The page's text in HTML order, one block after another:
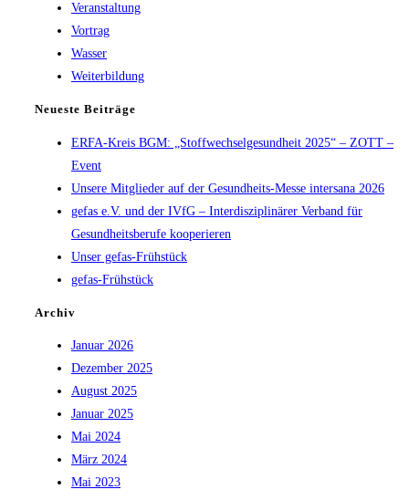
Veranstaltung
Vortrag
Wasser
Weiterbildung
Neueste Beiträge
ERFA-Kreis BGM: „Stoffwechselgesundheit 2025“ – ZOTT –
Event
Unsere Mitglieder auf der Gesundheits-Messe intersana 2026
gefas e.V. und der IVfG – Interdisziplinärer Verband für
Gesundheitsberufe kooperieren
Unser gefas-Frühstück
gefas-Frühstück
Archiv
Januar 2026
Dezember 2025
August 2025
Januar 2025
Mai 2024
März 2024
Mai 2023